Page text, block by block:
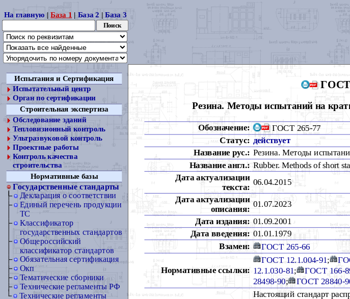
На главную |База 1 | База 2 |База 3
Испытания и Сертификация
Испытательный центр
Орган по сертификации
Строительная экспертиза
Обследование зданий
Тепловизионный контроль
Ультразвуковой контроль
Проектные работы
Контроль качества
строительства
Нормативные базы
Государственные стандарты
Декларация о соответствии
Единый перечень продукции
ТС
Классификатор
государственных стандартов
Общероссийский
классификатор стандартов
Обязательная сертификация
Окп
Тематические сборники
Технические регламенты РФ
Технические регламенты
ГОСТ
Резина. Методы испытаний на
Обозначение:
ГОСТ 265-77
Статус: действует
Название рус.: Резина. Методы
Название англ.: Rubber. Methods of short
Дата актуализации
текста:
06.04.2015
Дата актуализации
описания:
01.07.2023
Дата издания: 01.09.2001
Дата введения: 01.01.1979
Взамен:
ГОСТ 265-66
Нормативные ссылки:
ГОСТ 12.1.004-91;
12.1.030-81; ГОСТ 166-
28498-90; ГОСТ 28840-
Настоящий стандарт